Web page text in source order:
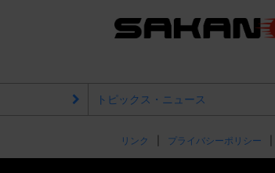
トピックス・ニュース
リンク プライバシーポリシー